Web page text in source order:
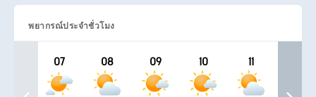
พยากรณ์ประจำชั่วโมง
07 08 09 10 11